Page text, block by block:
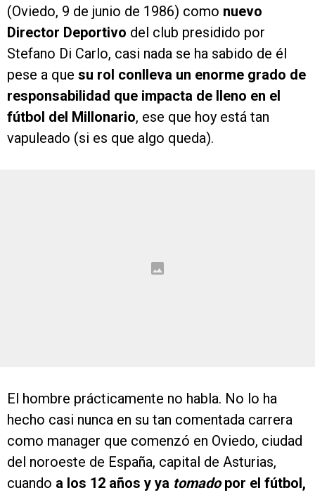
(Oviedo, 9 de junio de 1986) como nuevo
Director Deportivo del club presidido por
Stefano Di Carlo, casi nada se ha sabido de él
pese a que su rol conlleva un enorme grado de
responsabilidad que impacta de lleno en el
fútbol del Millonario, ese que hoy está tan
vapuleado (si es que algo queda).
El hombre prácticamente no habla. No lo ha
hecho casi nunca en su tan comentada carrera
como manager que comenzó en Oviedo, ciudad
del noroeste de España, capital de Asturias,
cuando a los 12 años y ya tomadopor el fútbol,